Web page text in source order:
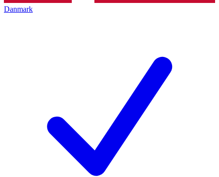
Danmark